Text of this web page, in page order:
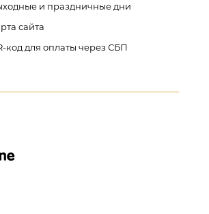
и праздничные дни
сайта
код для оплаты через СБП